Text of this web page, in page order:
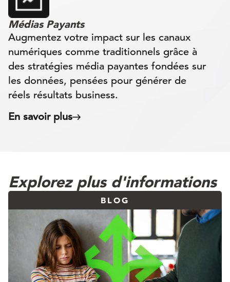
Médias Payants
Augmentez votre impact sur les canaux
numériques comme traditionnels grâce à
des stratégies média payantes fondées sur
les données, pensées pour générer de
réels résultats business.
En savoir plus
Explorez plus d'informations
BLOG